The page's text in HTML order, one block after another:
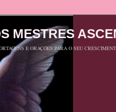
MESTRES
E ORAÇÕES PARA O SEU